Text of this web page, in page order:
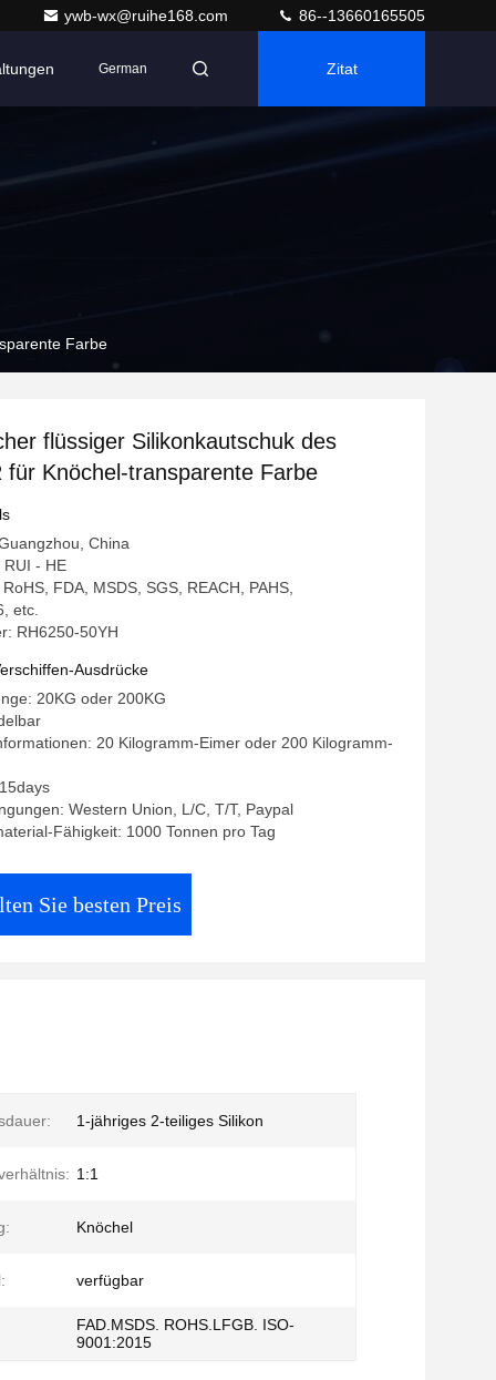
ywb-wx@ruihe168.com 86--13660165505
German Zitat
Farbe
flüssiger Silikonkautschuk des
für Knöchel-transparente Farbe
China
- HE
FDA, MSDS, SGS, REACH, PAHS,
etc.
RH6250-50YH
Ausdrücke
20KG oder 200KG
20 Kilogramm-Eimer oder 200 Kilogramm-
Western Union, L/C, T/T, Paypal
Fähigkeit: 1000 Tonnen pro Tag
Sie besten Preis
1-jähriges 2-teiliges Silikon
1:1
Knöchel
verfügbar
FAD.MSDS. ROHS.LFGB. ISO-
9001:2015